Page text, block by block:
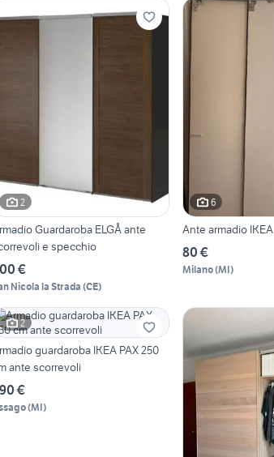
2
Guardaroba ELGÅ ante
e specchio
€
Nicola la Strada (CE)
6
Ante armadio IKEA
80 €
Milano(MI)
2
guardaroba IKEA PAX 250
ante scorrevoli
€
(MI)